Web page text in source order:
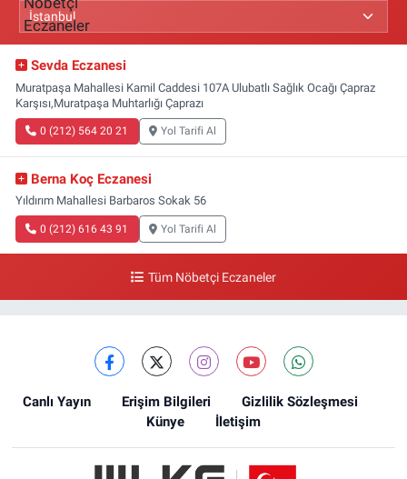
Sevda Eczanesi
Muratpaşa Mahallesi Kamil Caddesi 107A Ulubatlı Sağlık Ocağı Çapraz
Karşısı,Muratpaşa Muhtarlığı Çaprazı
0 (212) 564 20 21 Yol Tarifi Al
Berna Koç Eczanesi
Yıldırım Mahallesi Barbaros Sokak 56
0 (212) 616 43 91 Yol Tarifi Al
Tüm Nöbetçi Eczaneler
Canlı Yayın Erişim Bilgileri
Gizlilik Sözleşmesi
Künye
İletişim